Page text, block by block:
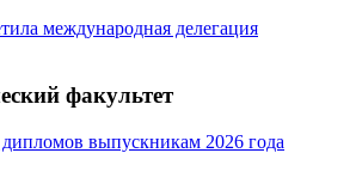
международная делегация
факультет
выпускникам 2026 года